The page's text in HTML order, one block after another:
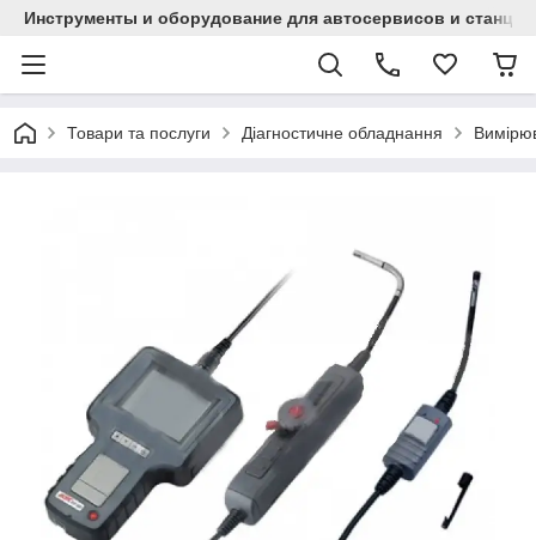
Инструменты и оборудование для автосервисов и
Товари та послуги Діагностичне обладнання